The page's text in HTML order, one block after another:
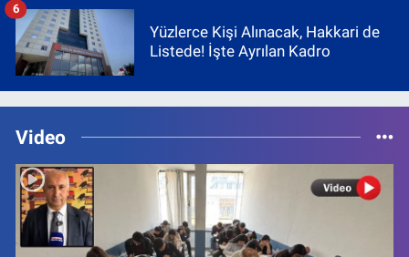
Yüzlerce Kişi Alınacak, Hakkari de
Listede! İşte Ayrılan Kadro
6
Video